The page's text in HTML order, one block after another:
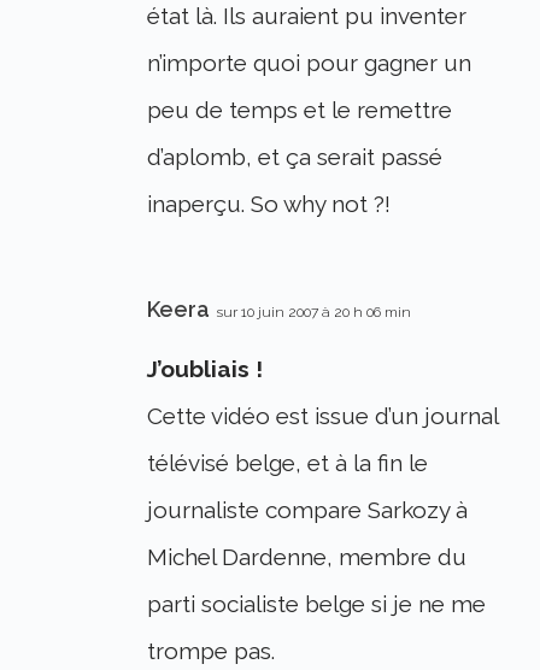
état là. Ils auraient pu inventer
n’importe quoi pour gagner un
peu de temps et le remettre
d’aplomb, et ça serait passé
inaperçu. So why not ?!
Keera sur 10 juin 2007 à 20 h 06 min
J’oubliais !
Cette vidéo est issue d’un journal
télévisé belge, et à la fin le
journaliste compare Sarkozy à
Michel Dardenne, membre du
parti socialiste belge si je ne me
trompe pas.